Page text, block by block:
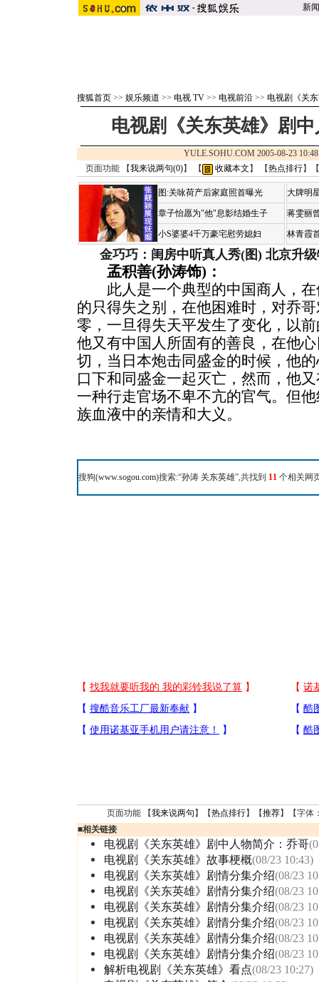
新闻
搜狐首页 >> 娱乐频道 >> 电视 TV >> 电视前沿 >> 电视剧《关
电视剧《关东英雄》剧
YULE.SOHU.COM 2005-08-23
页面功能 【我来说两句(0)】 【 收藏本文 】 【热点排行】【
图:关咏荷产后家庭照首曝光
章子怡愿为"他"息影结婚生子
小S婆婆4千万豪宅慰劳媳妇
大牌明
蒋雯丽
林青霞
金巧巧：闺房中听真人秀(图) 北京升
孟积善(孙涛饰)：
此人是一个典型的中国商人，在
的只得失之别，在他困难时，对乔
零，一旦得失天平发生了变化，以
他又有中国人所固有的善良，在他
切，当日本炮击同盛金的时候，他
口下和同盛金一起灭亡，然而，他
一种行走官场不卑不亢的官气。但
族血液中的亲情和大义。
搜狗(www.sogou.com)搜索:“孙涛 关东英雄”,共找到 11 个相关网
页面功能 【我来说两句 】【热点排行】【推荐】【字体
■相关链接
电视剧《关东英雄》剧中人物简介：乔哥
电视剧《关东英雄》故事梗概(08/23 10:43)
电视剧《关东英雄》剧情分集介绍(08/23
电视剧《关东英雄》剧情分集介绍(08/23
电视剧《关东英雄》剧情分集介绍(08/23
电视剧《关东英雄》剧情分集介绍(08/23
电视剧《关东英雄》剧情分集介绍(08/23
电视剧《关东英雄》剧情分集介绍(08/23
解析电视剧《关东英雄》看点(08/23 10:27)